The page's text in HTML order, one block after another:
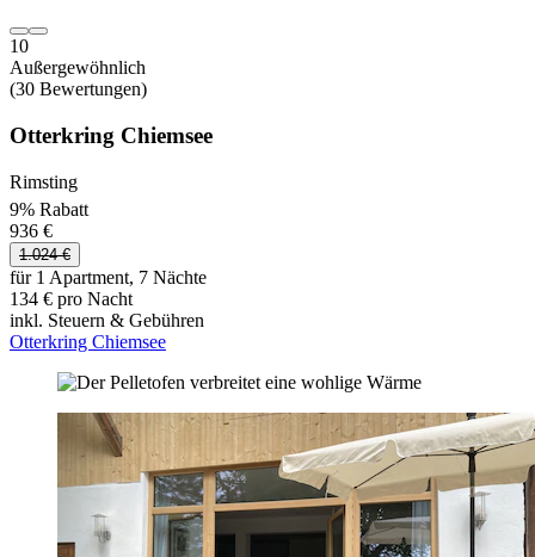
10
Außergewöhnlich
(30 Bewertungen)
Otterkring Chiemsee
Rimsting
9% Rabatt
936 €
1.024 €
für 1 Apartment, 7 Nächte
134 € pro Nacht
inkl. Steuern & Gebühren
Otterkring Chiemsee